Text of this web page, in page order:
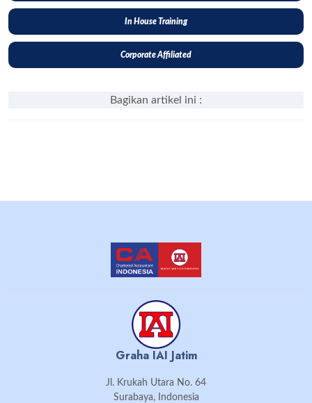
In House Training
Corporate Affiliated
Bagikan artikel ini :
Graha IAI Jatim
Jl. Krukah Utara No. 64
Surabaya, Indonesia